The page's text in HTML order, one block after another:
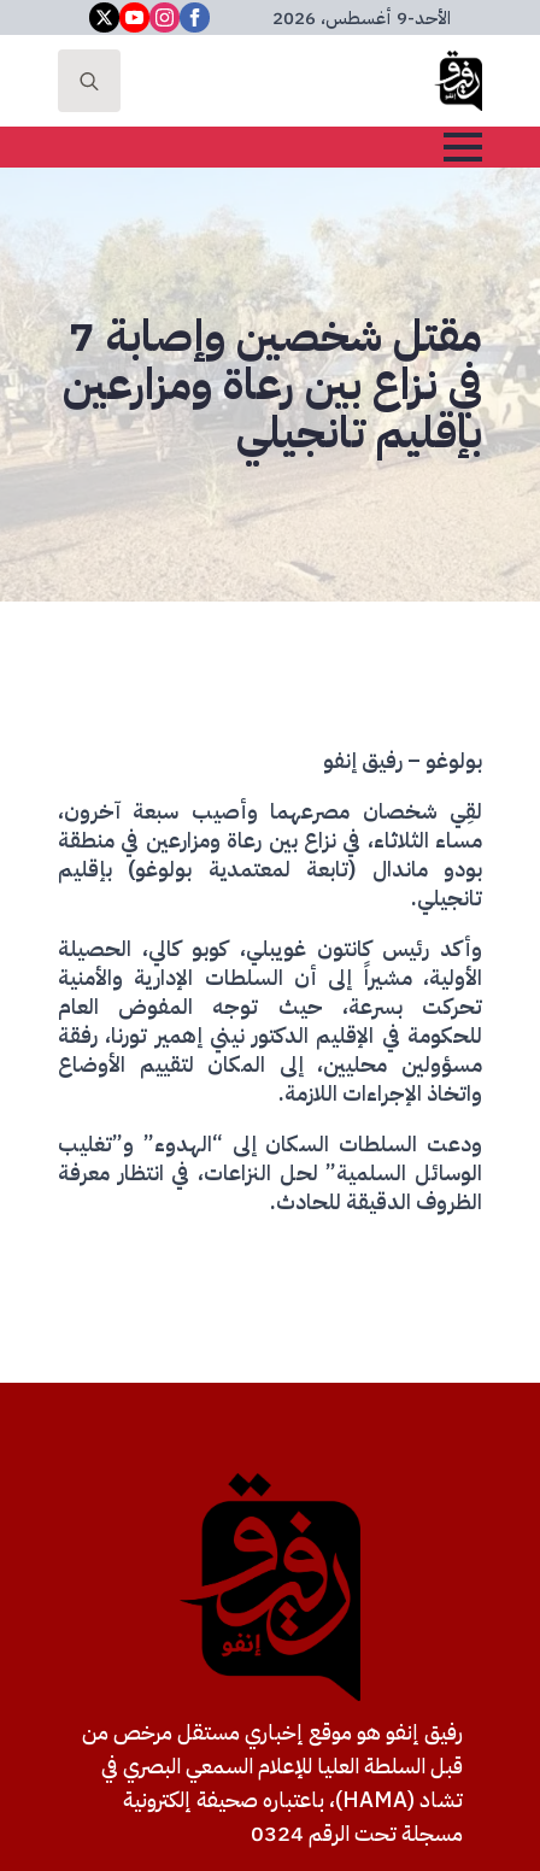
الأحد-9 أغسطس، 2026
Search
مقتل شخصين وإصابة 7
في نزاع بين رعاة ومزارعين
بإقليم تانجيلي
بولوغو – رفيق إنفو
لقِي شخصان مصرعهما وأصيب سبعة آخرون،
مساء الثلاثاء، في نزاع بين رعاة ومزارعين في منطقة
بودو ماندال (تابعة لمعتمدية بولوغو) بإقليم
تانجيلي.
وأكد رئيس كانتون غويبلي، كوبو كالي، الحصيلة
الأولية، مشيراً إلى أن السلطات الإدارية والأمنية
تحركت بسرعة، حيث توجه المفوض العام
للحكومة في الإقليم الدكتور نيني إهمير تورنا، رفقة
مسؤولين محليين، إلى المكان لتقييم الأوضاع
واتخاذ الإجراءات اللازمة.
ودعت السلطات السكان إلى “الهدوء” و”تغليب
الوسائل السلمية” لحل النزاعات، في انتظار معرفة
الظروف الدقيقة للحادث.
رفيق إنفو هو موقع إخباري مستقل مرخص من
قبل السلطة العليا للإعلام السمعي البصري في
تشاد (HAMA)، باعتباره صحيفة إلكترونية
مسجلة تحت الرقم 0324